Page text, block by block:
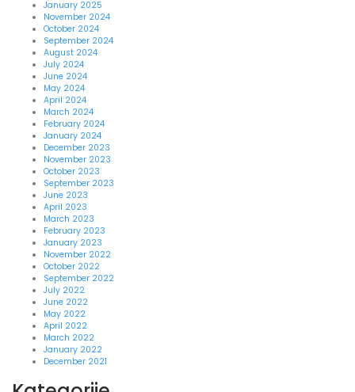
January 2025
November 2024
October 2024
September 2024
August 2024
July 2024
June 2024
May 2024
April 2024
March 2024
February 2024
January 2024
December 2023
November 2023
October 2023
September 2023
June 2023
April 2023
March 2023
February 2023
January 2023
November 2022
October 2022
September 2022
July 2022
June 2022
May 2022
April 2022
March 2022
January 2022
December 2021